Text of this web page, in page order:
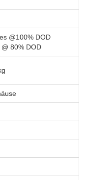
@100% DOD
80% DOD